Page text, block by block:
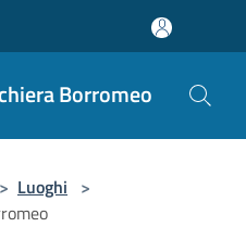
Borromeo
> Luoghi >